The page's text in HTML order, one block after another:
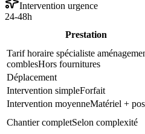
Intervention urgence
24-48h
Prestation
Tarif horaire spécialiste
comblesHors fournitures
Déplacement
Intervention simpleForfait
Intervention moyenneMatériel +
Chantier completSelon complexité